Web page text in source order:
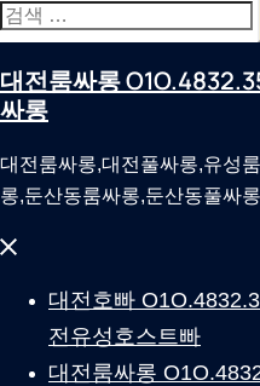
검
색:
대전룸싸롱
싸롱
대전룸싸롱,대전풀싸롱,유성
롱,둔산동룸싸롱,둔산동풀싸
Close
대전호빠
전유성호스트빠
대전룸싸롱